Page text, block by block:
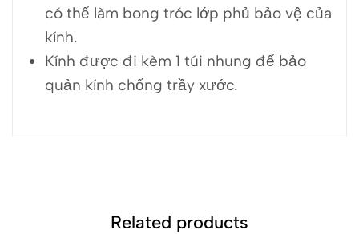
có thể làm bong tróc lớp phủ bảo vệ của
kính.
Kính được đi kèm 1 túi nhung để bảo
quản kính chống trầy xước.
Related products